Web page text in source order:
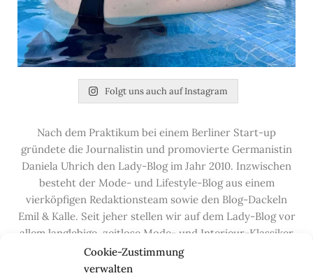
Cookie-Zustimmung
verwalten
Folgt uns auch auf Instagram
Nach dem Praktikum bei einem Berliner Start-up
gründete die Journalistin und promovierte Germanistin
Daniela Uhrich den Lady-Blog im Jahr 2010. Inzwischen
besteht der Mode- und Lifestyle-Blog aus einem
vierköpfigen Redaktionsteam sowie den Blog-Dackeln
Emil & Kalle. Seit jeher stellen wir auf dem Lady-Blog vor
allem langlebige, zeitlose Mode- und Interieur-Klassiker
vor, die hochwertig verarbeitet und unter guten
Bedingungen hergestellt wurden – gerne „Made in